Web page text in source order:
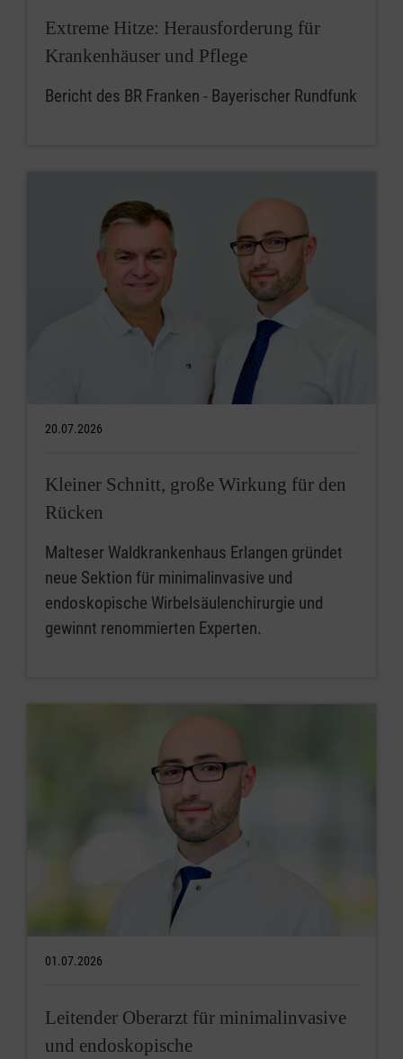
Extreme Hitze: Herausforderung für
Krankenhäuser und Pflege
Bericht des BR Franken - Bayerischer Rundfunk
20.07.2026
Kleiner Schnitt, große Wirkung für den
Rücken
Malteser Waldkrankenhaus Erlangen gründet
neue Sektion für minimalinvasive und
endoskopische Wirbelsäulenchirurgie und
gewinnt renommierten Experten.
01.07.2026
Leitender Oberarzt für minimalinvasive
und endoskopische